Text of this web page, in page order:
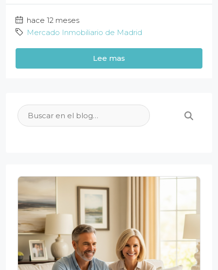
hace 12 meses
Mercado Inmobiliario de Madrid
Lee mas